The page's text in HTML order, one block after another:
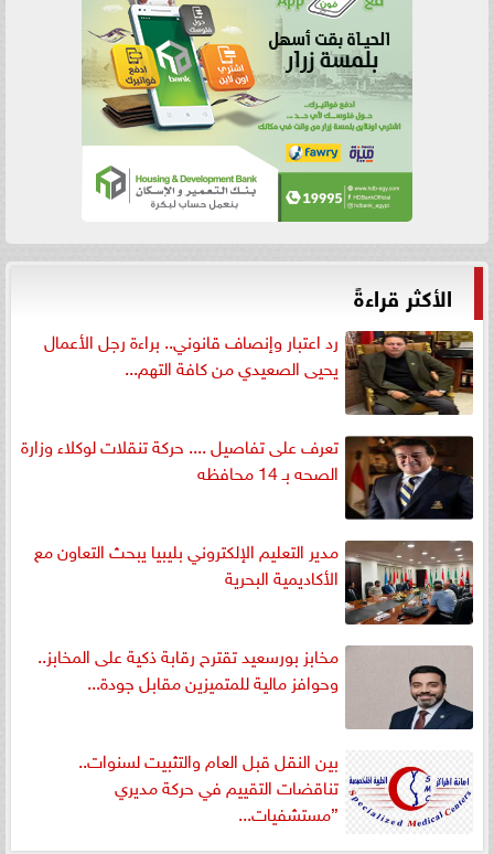
الأكثر قراءةً
رد اعتبار وإنصاف قانوني.. براءة رجل الأعمال
يحيى الصعيدي من كافة التهم...
تعرف على تفاصيل .... حركة تنقلات لوكلاء وزارة
الصحه بـ 14 محافظه
مدير التعليم الإلكتروني بليبيا يبحث التعاون مع
الأكاديمية البحرية
مخابز بورسعيد تقترح رقابة ذكية على المخابز..
وحوافز مالية للمتميزين مقابل جودة...
بين النقل قبل العام والتثبيت لسنوات..
تناقضات التقييم في حركة مديري
”مستشفيات...